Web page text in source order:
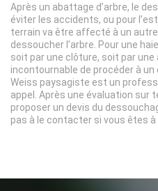
Après un abattage d’arbre, le
éviter les accidents, ou pour
terrain va être affecté à un
dessoucher l’arbre. Pour une
soit par une clôture, soit par une
incontournable de procéder à un
Weiss paysagiste est un
appel. Après une évaluation sur
proposer un devis du
pas à le contacter si vous êtes à